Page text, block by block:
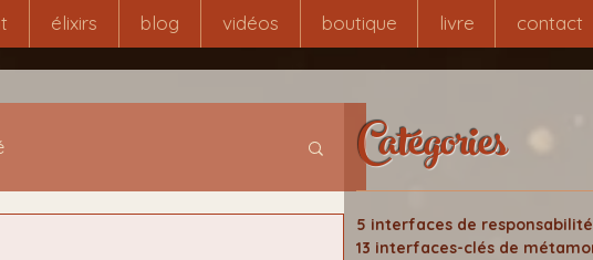
élixirs blog vidéos boutique livre contact
Catégories
5 interfaces de responsabilité